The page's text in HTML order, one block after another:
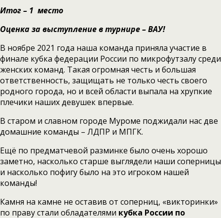
Итог – 1 место
Оценка за выступление в турнире – ВАУ!
В ноябре 2021 года наша команда приняла участие в
финале кубка федерации России по микрофутзалу среди
женских команд. Такая огромная честь и большая
ответственность, защищать не только честь своего
родного города, но и всей области выпала на хрупкие
плечики наших девушек впервые.
В старом и славном городе Муроме поджидали нас две
домашние команды – ЛДПР и МПГК.
Ещё по предматчевой разминке было очень хорошо
заметно, насколько старше выглядели наши соперницы
и насколько пофигу было на это игроком нашей
команды!
Камня на камне не оставив от соперниц, «викторинки»
по праву стали обладателями кубка России по